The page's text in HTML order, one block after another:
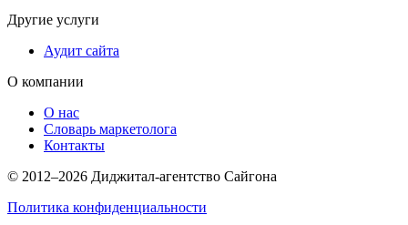
Другие услуги
Аудит сайта
О компании
О нас
Словарь маркетолога
Контакты
© 2012–2026 Диджитал-агентство Сайгона
Политика конфиденциальности